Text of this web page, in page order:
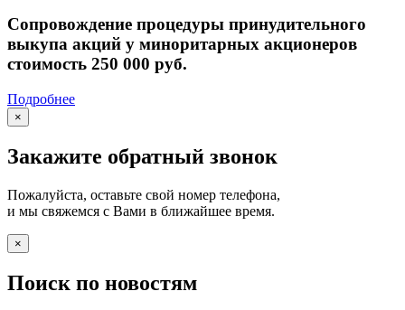
Сопровождение процедуры принудительного
выкупа акций у миноритарных акционеров
стоимость 250 000 руб.
Подробнее
×
Закажите обратный звонок
Пожалуйста, оставьте свой номер телефона,
и мы свяжемся с Вами в ближайшее время.
×
Поиск по новостям